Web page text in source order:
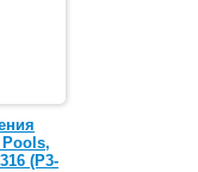
(Р3-